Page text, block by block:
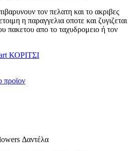
τον πελατη και το ακριβες
η παραγγελια οποτε και ζυγιζεται
πακετου απο το ταχυδρομειο ή τον
ΚΟΡΙΤΣΙ
προϊoν
Δαντέλα